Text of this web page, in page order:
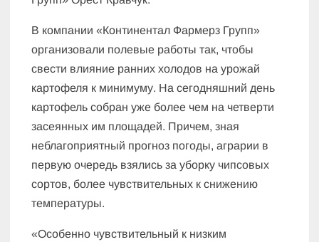
В компании «Континентал Фармерз Групп»
организовали полевые работы так, чтобы
свести влияние ранних холодов на урожай
картофеля к минимуму. На сегодняшний день
картофель собран уже более чем на четверти
засеянных им площадей. Причем, зная
неблагоприятный прогноз погоды, аграрии в
первую очередь взялись за уборку чипсовых
сортов, более чувствительных к снижению
температуры.
«Особенно чувствительный к низким